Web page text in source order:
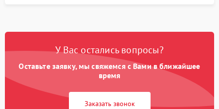
У Вас остались вопросы?
Оставьте заявку, мы свяжемся с Вами в ближайшее
время
Заказать звонок